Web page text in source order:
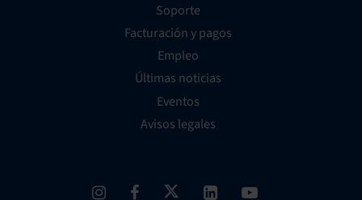
Soporte
Facturación y pagos
Empleo
Últimas noticias
Eventos
Avisos legales